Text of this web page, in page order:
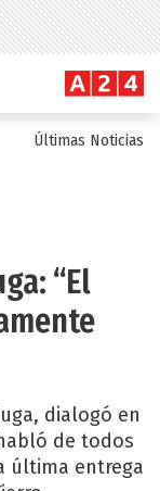
Últimas Noticias
“El
dialogó en
de todos
última entrega